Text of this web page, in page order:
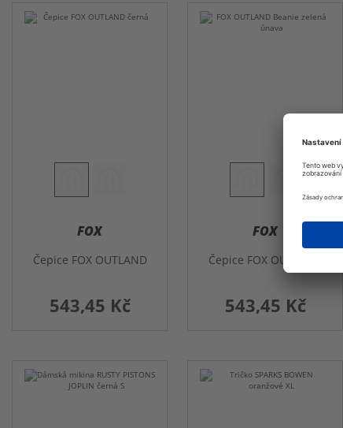
FOX
Čepice FOX OUTLAND
543,45 Kč
FOX
Čepice FOX OUTLAND
543,45 Kč